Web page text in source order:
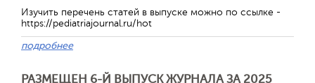
Изучить перечень статей в выпуске можно по ссылке -
https://pediatriajournal.ru/hot
подробнее
РАЗМЕЩЕН 6-Й ВЫПУСК ЖУРНАЛА ЗА 2025